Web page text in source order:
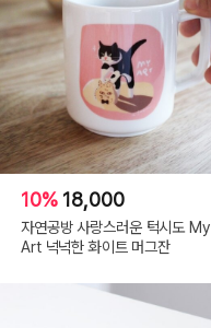
10% 18,000
자연공방 사랑스러운 턱시도 My
Art 넉넉한 화이트 머그잔